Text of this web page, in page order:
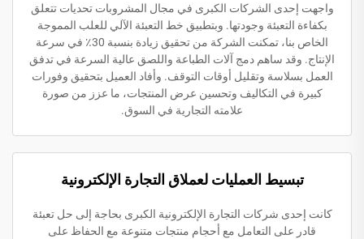
واجهت إحدى الشركات الكبرى في مجال المشروبات تحديات تتعلق
بكفاءة التعبئة وجودتها. وبتطبيق خط التعبئة الآلي للعلب المموجة
الخاص بنا، تمكنت الشركة من تحقيق زيادة بنسبة 30٪ في سرعة
الإنتاج. وقد ساهم دمج آلات الطباعة واللصق عالية السرعة في تدفق
العمل بسلاسة وتقليل أوقات التوقف. وأفاد العميل بتحقيق وفورات
كبيرة في التكاليف وتحسين عرض المنتجات، ما عزز من صورة
علامته التجارية في السوق.
تبسيط العمليات لعملاق التجارة الإلكترونية
كانت إحدى شركات التجارة الإلكترونية الكبرى بحاجة إلى حل تعبئة
قادر على التعامل مع أحجام منتجات متنوعة مع الحفاظ على